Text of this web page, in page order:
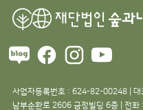
사업자등록번호 : 624-82-00248 | 대
남부순환로 2606 금정빌딩 6층 | 전